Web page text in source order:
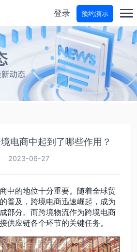
登录 预约演示
电商中起到了哪些作用？
2023-06-27
中的地位十分重要。随着全球贸
普及，跨境电商迅速崛起，成为
部分。而跨境物流作为跨境电商
供应链各个环节的关键任务。